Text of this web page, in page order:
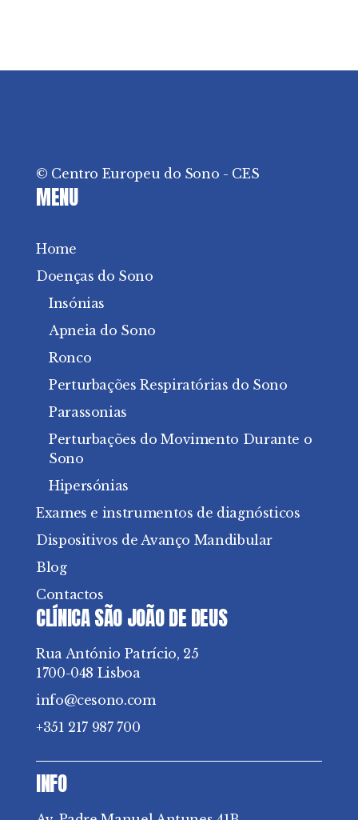
© Centro Europeu do Sono - CES
MENU
Home
Doenças do Sono
Insónias
Apneia do Sono
Ronco
Perturbações Respiratórias do Sono
Parassonias
Perturbações do Movimento Durante o
Sono
Hipersónias
Exames e instrumentos de diagnósticos
Dispositivos de Avanço Mandibular
Blog
Contactos
CLÍNICA SÃO JOÃO DE DEUS
Rua António Patrício, 25
1700-048 Lisboa
info@cesono.com
+351 217 987 700
INFO